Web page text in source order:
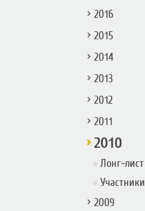
2016
2015
2014
2013
2012
2011
2010
Лонг-лист
Участники
2009